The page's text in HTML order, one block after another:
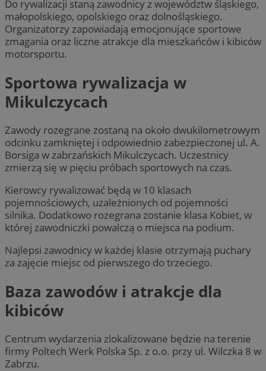
Do rywalizacji staną zawodnicy z województw śląskiego,
małopolskiego, opolskiego oraz dolnośląskiego.
Organizatorzy zapowiadają emocjonujące sportowe
zmagania oraz liczne atrakcje dla mieszkańców i kibiców
motorsportu.
Sportowa rywalizacja w
Mikulczycach
Zawody rozegrane zostaną na około dwukilometrowym
odcinku zamkniętej i odpowiednio zabezpieczonej ul. A.
Borsiga w zabrzańskich Mikulczycach. Uczestnicy
zmierzą się w pięciu próbach sportowych na czas.
Kierowcy rywalizować będą w 10 klasach
pojemnościowych, uzależnionych od pojemności
silnika. Dodatkowo rozegrana zostanie klasa Kobiet, w
której zawodniczki powalczą o miejsca na podium.
Najlepsi zawodnicy w każdej klasie otrzymają puchary
za zajęcie miejsc od pierwszego do trzeciego.
Baza zawodów i atrakcje dla
kibiców
Centrum wydarzenia zlokalizowane będzie na terenie
firmy Poltech Werk Polska Sp. z o.o. przy ul. Wilczka 8 w
Zabrzu.